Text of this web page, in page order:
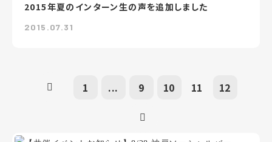
2015年夏のインターン生の声を追加しました
2015.07.31
1 ... 9 10 11 12